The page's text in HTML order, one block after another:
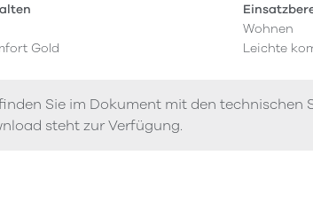
Gold
Wohnen
Leichte
Sie im Dokument mit den technischen
steht zur Verfügung.